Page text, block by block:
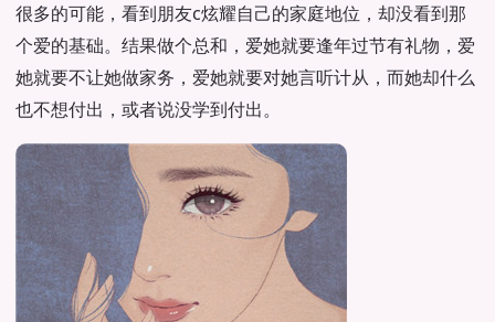
很多的可能，看到朋友c炫耀自己的家庭地位，却没看到那
个爱的基础。结果做个总和，爱她就要逢年过节有礼物，爱
她就要不让她做家务，爱她就要对她言听计从，而她却什么
也不想付出，或者说没学到付出。